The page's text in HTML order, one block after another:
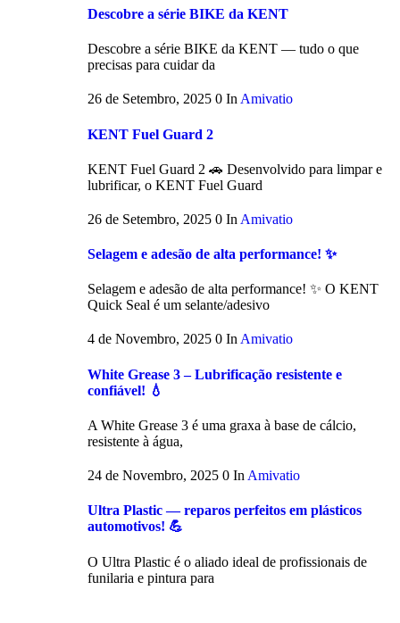
Descobre a série BIKE da KENT
Descobre a série BIKE da KENT — tudo o que
precisas para cuidar da
26 de Setembro, 2025 0 In Amivatio
KENT Fuel Guard 2
KENT Fuel Guard 2 🚗 Desenvolvido para limpar e
lubrificar, o KENT Fuel Guard
26 de Setembro, 2025 0 In Amivatio
Selagem e adesão de alta performance! ✨
Selagem e adesão de alta performance! ✨ O KENT
Quick Seal é um selante/adesivo
4 de Novembro, 2025 0 InAmivatio
White Grease 3 – Lubrificação resistente e
confiável! 💧
A White Grease 3 é uma graxa à base de cálcio,
resistente à água,
24 de Novembro, 2025 0 In Amivatio
Ultra Plastic — reparos perfeitos em plásticos
automotivos! 💪
O Ultra Plastic é o aliado ideal de profissionais de
funilaria e pintura para